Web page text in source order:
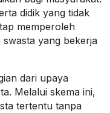
didik yang tidak
memperoleh
yang bekerja
dari upaya
Melalui skema ini,
tertentu tanpa